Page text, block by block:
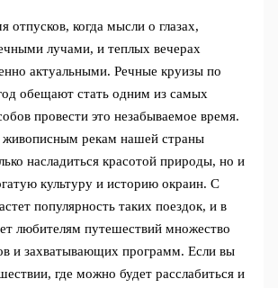
отпусков, когда мысли о глазах,
лучами, и теплых вечерах
актуальными. Речные круизы по
обещают стать одним из самых
провести это незабываемое время.
рекам нашей страны
насладиться красотой природы, но и
культуру и историю окраин. С
популярность таких поездок, и в
любителям путешествий множество
и захватывающих программ. Если вы
где можно будет расслабиться и